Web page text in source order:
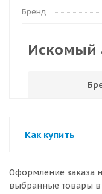
Бренд
Искомый
Как купить
Оформление заказа
выбранные товары в